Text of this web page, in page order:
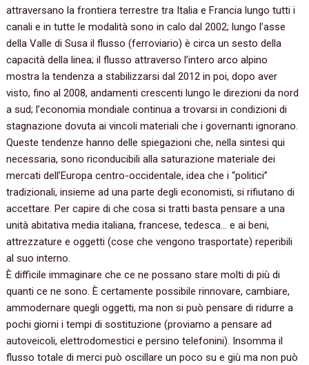
attraversano la frontiera terrestre tra Italia e Francia lungo tutti i
canali e in tutte le modalità sono in calo dal 2002; lungo l’asse
della Valle di Susa il flusso (ferroviario) è circa un sesto della
capacità della linea; il flusso attraverso l’intero arco alpino
mostra la tendenza a stabilizzarsi dal 2012 in poi, dopo aver
visto, fino al 2008, andamenti crescenti lungo le direzioni da nord
a sud; l’economia mondiale continua a trovarsi in condizioni di
stagnazione dovuta ai vincoli materiali che i governanti ignorano.
Queste tendenze hanno delle spiegazioni che, nella sintesi qui
necessaria, sono riconducibili alla saturazione materiale dei
mercati dell’Europa centro-occidentale, idea che i “politici”
tradizionali, insieme ad una parte degli economisti, si rifiutano di
accettare. Per capire di che cosa si tratti basta pensare a una
unità abitativa media italiana, francese, tedesca… e ai beni,
attrezzature e oggetti (cose che vengono trasportate) reperibili
al suo interno.
È difficile immaginare che ce ne possano stare molti di più di
quanti ce ne sono. È certamente possibile rinnovare, cambiare,
ammodernare quegli oggetti, ma non si può pensare di ridurre a
pochi giorni i tempi di sostituzione (proviamo a pensare ad
autoveicoli, elettrodomestici e persino telefonini). Insomma il
flusso totale di merci può oscillare un poco su e giù ma non può